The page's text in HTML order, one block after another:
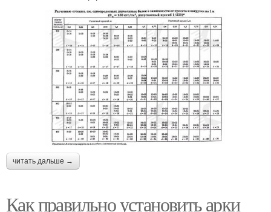
читать дальше →
Как правильно установить арки